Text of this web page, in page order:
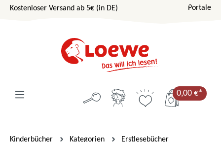
Zum Hauptinhalt springen
Kostenloser Versand ab 5€ (in DE) Portale
0,00 €*
Kinderbücher Kategorien Erstlesebücher